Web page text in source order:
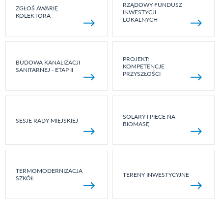
ZGŁOŚ AWARIĘ
KOLEKTORA
RZĄDOWY FUNDUSZ
INWESTYCJI
LOKALNYCH
BUDOWA KANALIZACJI
SANITARNEJ - ETAP II
PROJEKT:
KOMPETENCJE
PRZYSZŁOŚCI
SESJE RADY MIEJSKIEJ
SOLARY I PIECE NA
BIOMASĘ
TERMOMODERNIZACJA
SZKÓŁ
TERENY INWESTYCYJNE